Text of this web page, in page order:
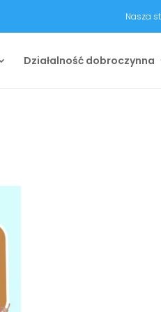
Nasza
Działalność dobroczynna